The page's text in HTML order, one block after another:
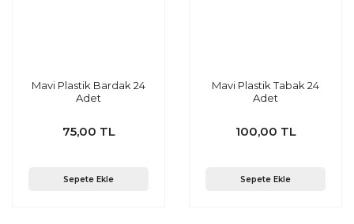
Mavi Plastik Bardak 24
Adet
75,00 TL
Sepete Ekle
Mavi Plastik Tabak 24
Adet
100,00 TL
Sepete Ekle